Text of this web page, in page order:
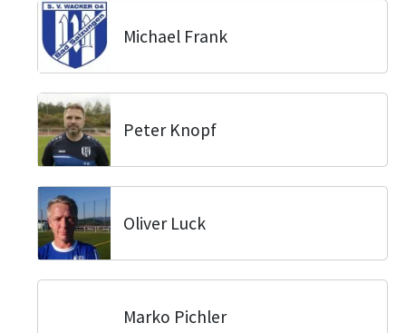
Michael Frank
Peter Knopf
Oliver Luck
Marko Pichler